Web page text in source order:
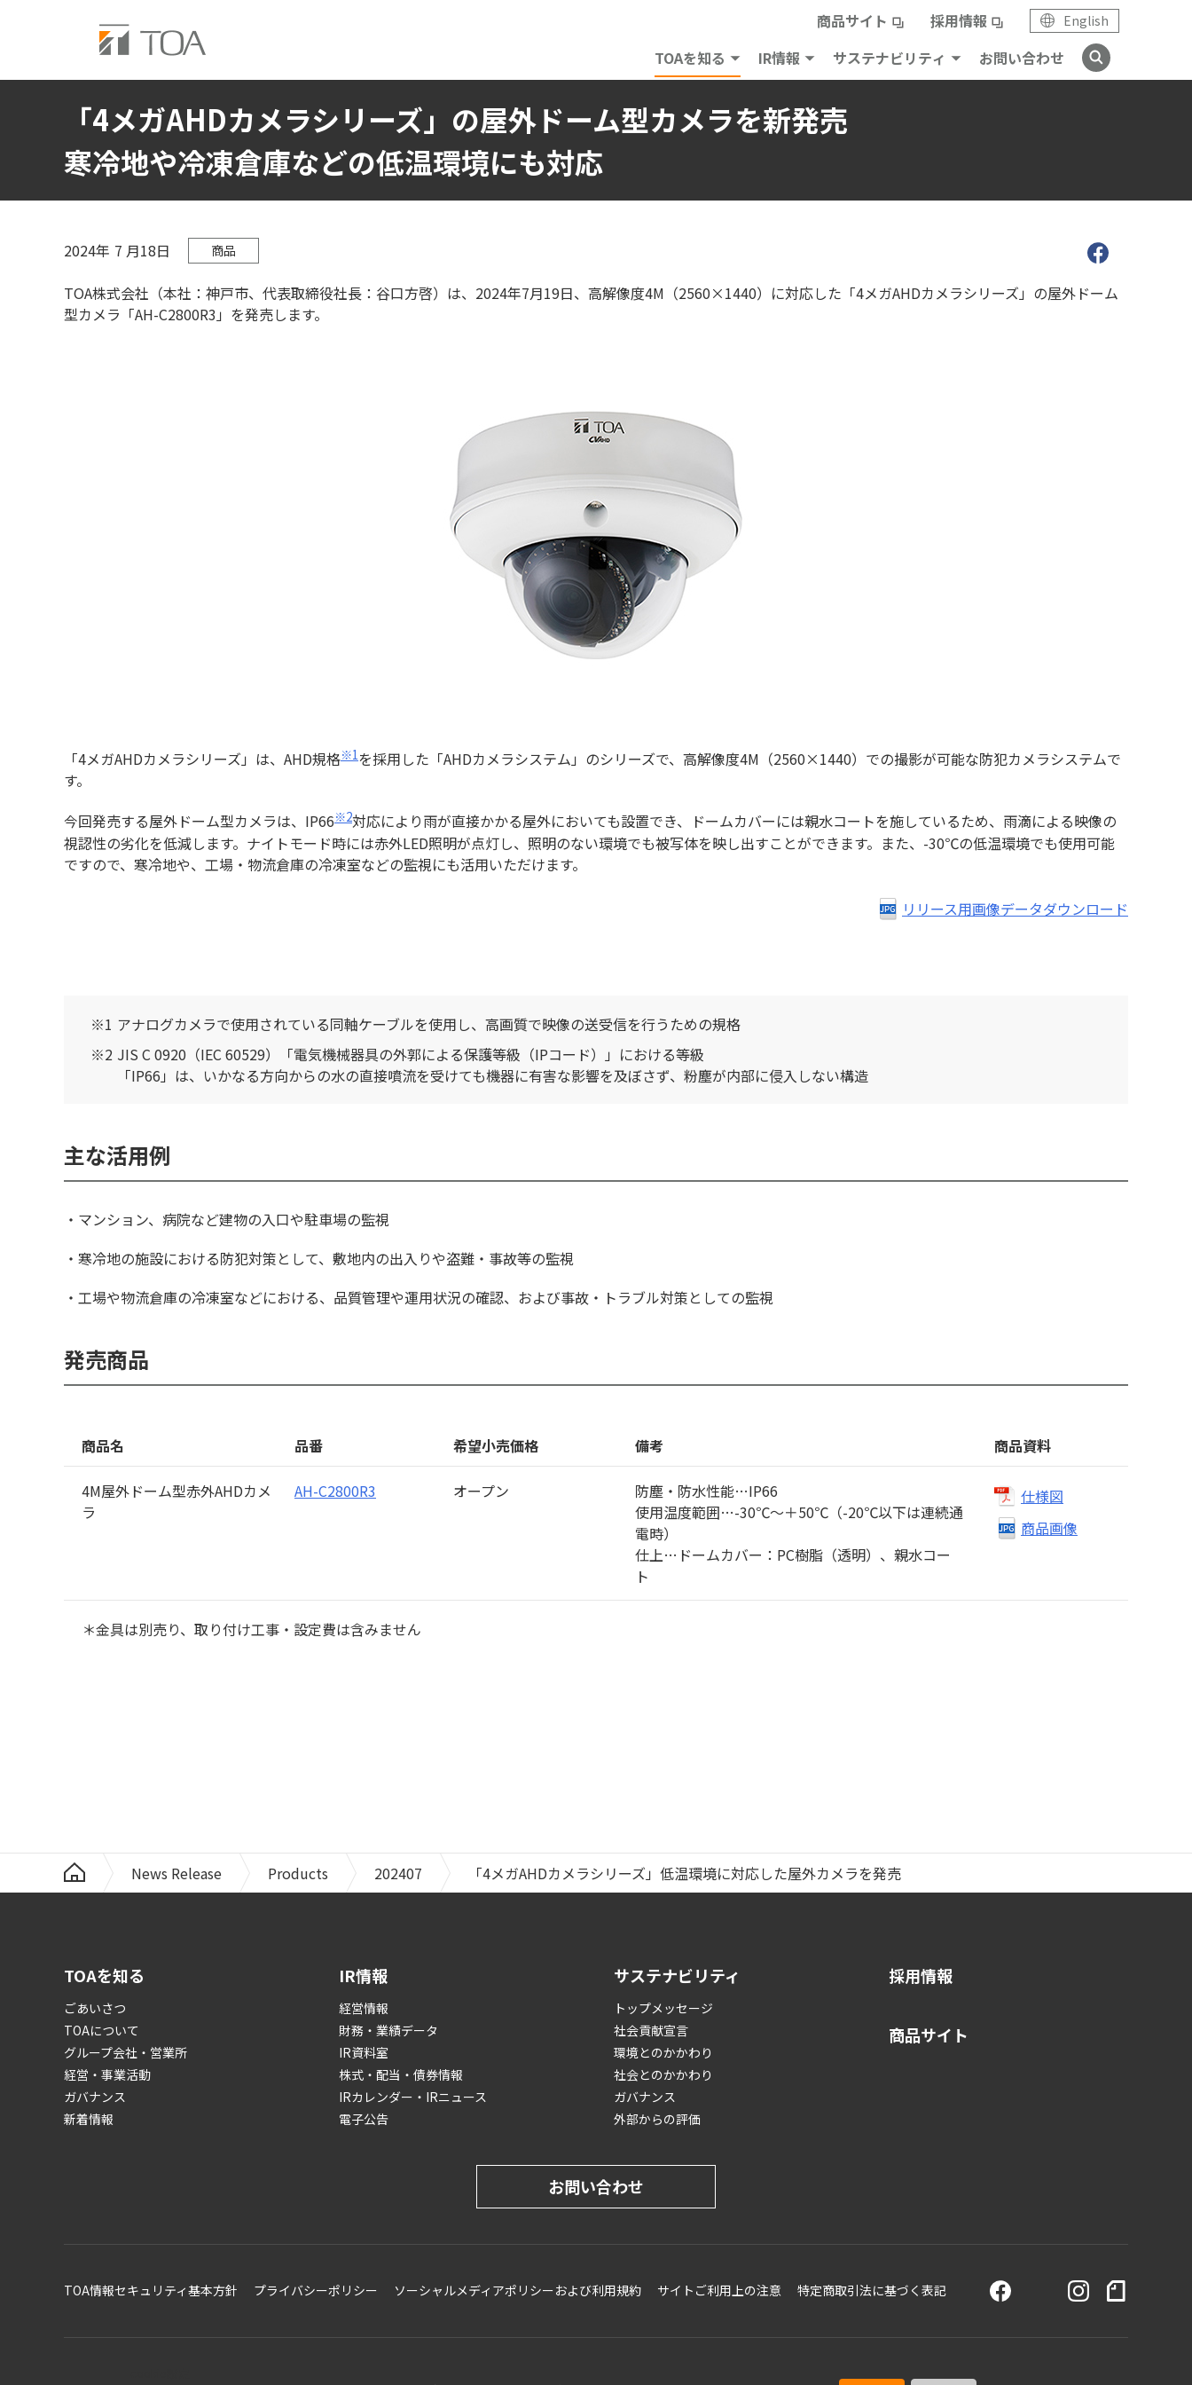
商品サイト 採用情報 English
TOAを知る IR情報 サステナビリティ お問い合わせ
「4メガAHDカメラシリーズ」の屋外ドーム型カメラを新発売
寒冷地や冷凍倉庫などの低温環境にも対応
2024年 7 月18日 商品
TOA株式会社（本社：神戸市、代表取締役社長：谷口方啓）は、2024年7月19日、高解像度4M（2560×1440）に対応した「4メガAHDカメラシリーズ」の屋外ドーム
型カメラ「AH-C2800R3」を発売します。
「4メガAHDカメラシリーズ」は、AHD規格※1を採用した「AHDカメラシステム」のシリーズで、高解像度4M（2560×1440）での撮影が可能な防犯カメラシステムで
す。
今回発売する屋外ドーム型カメラは、IP66※2対応により雨が直接かかる屋外においても設置でき、ドームカバーには親水コートを施しているため、雨滴による映像の
視認性の劣化を低減します。ナイトモード時には赤外LED照明が点灯し、照明のない環境でも被写体を映し出すことができます。また、-30℃の低温環境でも使用可能
ですので、寒冷地や、工場・物流倉庫の冷凍室などの監視にも活用いただけます。
リリース用画像データダウンロード
アナログカメラで使用されている同軸ケーブルを使用し、高画質で映像の送受信を行うための規格
JIS C 0920（IEC 60529）「電気機械器具の外郭による保護等級（IPコード）」における等級
「IP66」は、いかなる方向からの水の直接噴流を受けても機器に有害な影響を及ぼさず、粉塵が内部に侵入しない構造
主な活用例
・マンション、病院など建物の入口や駐車場の監視
・寒冷地の施設における防犯対策として、敷地内の出入りや盗難・事故等の監視
・工場や物流倉庫の冷凍室などにおける、品質管理や運用状況の確認、および事故・トラブル対策としての監視
発売商品
商品名 品番 希望小売価格 備考 商品資料
4M屋外ドーム型赤外AHDカメ
ラ
AH-C2800R3 オープン
防塵・防水性能…IP66
使用温度範囲…-30℃～＋50℃（-20℃以下は連続通
電時）
仕上…ドームカバー：PC樹脂（透明）、親水コー
ト
仕様図
商品画像
＊金具は別売り、取り付け工事・設定費は含みません
News Release Products 202407 「4メガAHDカメラシリーズ」低温環境に対応した屋外カメラを発売
TOAを知る
ごあいさつ
TOAについて
グループ会社・営業所
経営・事業活動
ガバナンス
新着情報
IR情報
経営情報
財務・業績データ
IR資料室
株式・配当・債券情報
IRカレンダー・IRニュース
電子公告
サステナビリティ
トップメッセージ
社会貢献宣言
環境とのかかわり
社会とのかかわり
ガバナンス
外部からの評価
採用情報
商品サイト
お問い合わせ
TOA情報セキュリティ基本方針 プライバシーポリシー ソーシャルメディアポリシーおよび利用規約 サイトご利用上の注意 特定商取引法に基づく表記